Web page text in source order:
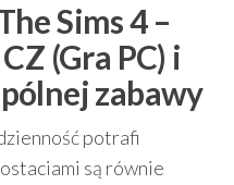
Sims 4 –
(Gra PC) i
zabawy
potrafi
są równie